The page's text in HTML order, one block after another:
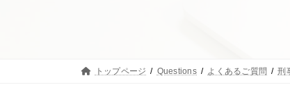
トップページ Questions よくあるご質問 刑